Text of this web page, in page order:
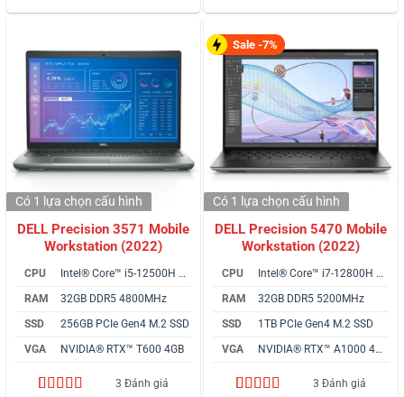
DELL Precision 3571 Mobile
Workstation (2022)
CPU
Intel® Core™ i5-12500H vPro
RAM
32GB DDR5 4800MHz
SSD
256GB PCIe Gen4 M.2 SSD
VGA
NVIDIA® RTX™ T600 4GB
3 Đánh giá
Có 1 lựa chọn cấu hình
Sale -7%
DELL Precision 5470 Mobile
Workstation (2022)
CPU
Intel® Core™ i7-12800H vPro
RAM
32GB DDR5 5200MHz
SSD
1TB PCIe Gen4 M.2 SSD
VGA
NVIDIA® RTX™ A1000 4GB
3 Đánh giá
Có 1 lựa chọn cấu hình